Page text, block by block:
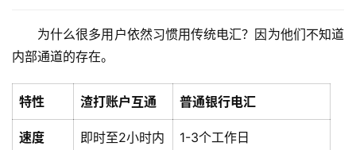
社
生
态
为什么很多用户依然习惯用传统电汇？因为他们不知道
内部通道的存在。
特性 渣打账户互通 普通银行电汇
速度 即时至2小时内 1-3个工作日